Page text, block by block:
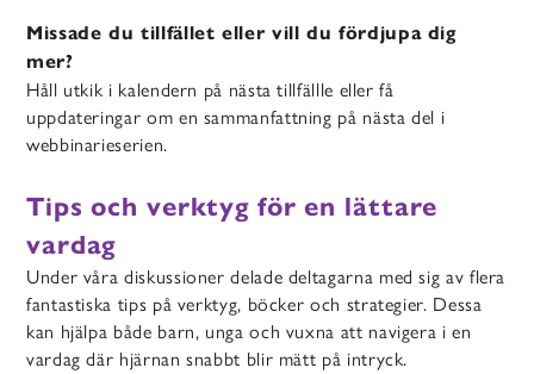
Missade du tillfället eller vill du fördjupa dig
mer?
Håll utkik i kalendern på nästa tillfällle eller få
uppdateringar om en sammanfattning på nästa del i
webbinarieserien.
Tips och verktyg för en lättare
vardag
Under våra diskussioner delade deltagarna med sig av flera
fantastiska tips på verktyg, böcker och strategier. Dessa
kan hjälpa både barn, unga och vuxna att navigera i en
vardag där hjärnan snabbt blir mätt på intryck.